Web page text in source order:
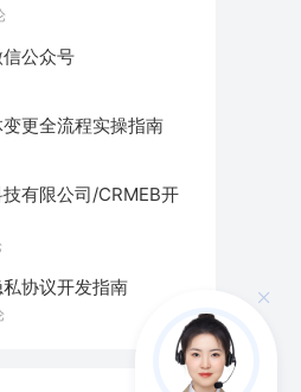
公众号
更全流程实操指南
有限公司/CRMEB开
协议开发指南